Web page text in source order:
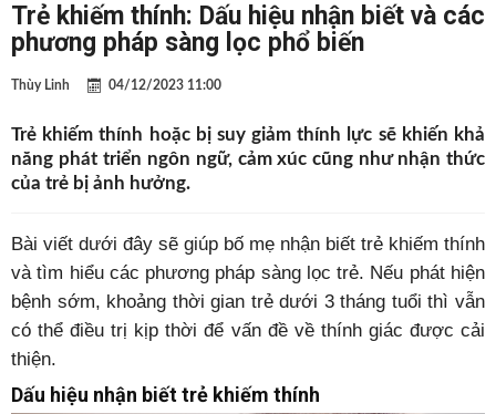
Trẻ khiếm thính: Dấu hiệu nhận biết và các
phương pháp sàng lọc phổ biến
Thùy Linh 04/12/2023 11:00
Trẻ khiếm thính hoặc bị suy giảm thính lực sẽ khiến khả
năng phát triển ngôn ngữ, cảm xúc cũng như nhận thức
của trẻ bị ảnh hưởng.
Bài viết dưới đây sẽ giúp bố mẹ nhận biết trẻ khiếm thính
và tìm hiểu các phương pháp sàng lọc trẻ. Nếu phát hiện
bệnh sớm, khoảng thời gian trẻ dưới 3 tháng tuổi thì vẫn
có thể điều trị kịp thời để vấn đề về thính giác được cải
thiện.
Dấu hiệu nhận biết trẻ khiếm thính